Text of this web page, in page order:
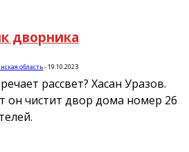
дворника
область-19.10.2023
рассвет? Хасан Уразов.
он чистит двор дома номер 26